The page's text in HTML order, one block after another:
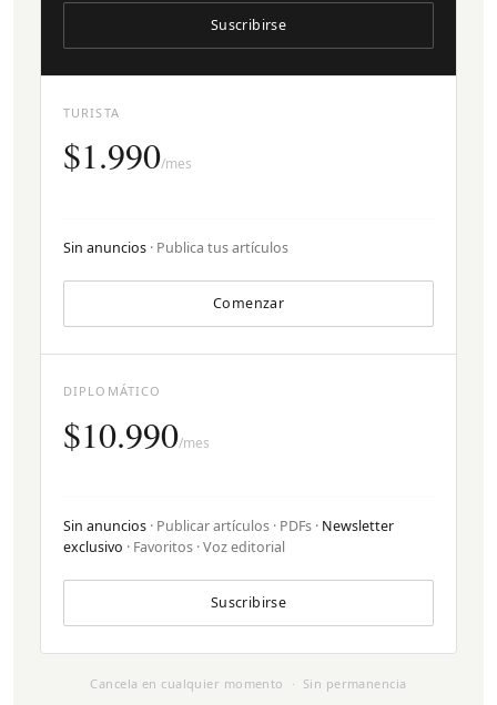
TURISTA
$1.990/mes
Sin anuncios · Publica tus artículos
Comenzar
Suscribirse
DIPLOMÁTICO
$10.990/mes
Sin anuncios · Publicar artículos · PDFs · Newsletter
exclusivo · Favoritos · Voz editorial
Suscribirse
Cancela en cualquier momento · Sin permanencia